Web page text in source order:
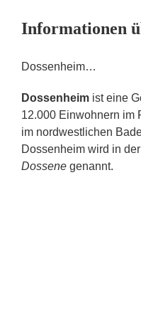
Informationen
Dossenheim…
Dossenheim ist eine
12.000 Einwohnern im
im nordwestlichen
Dossenheim wird in
Dossene genannt.